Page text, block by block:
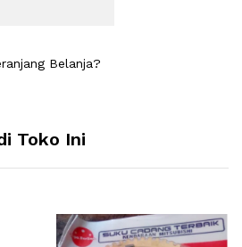
Belanja?
Toko Ini